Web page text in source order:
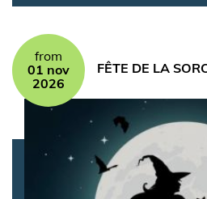
from
01 nov
2026
FÊTE DE LA